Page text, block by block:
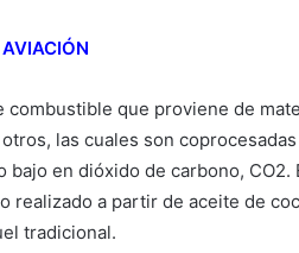
combustible que proviene de
las cuales son
en dióxido de carbono, CO2.
realizado a partir de aceite de
tradicional.